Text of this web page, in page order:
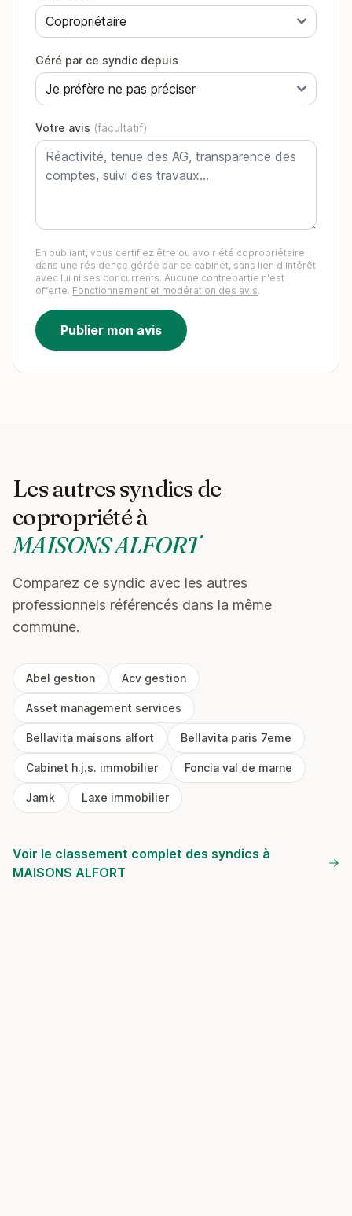
Géré par ce syndic depuis
Votre avis (facultatif)
En publiant, vous certifiez être ou avoir été copropriétaire
dans une résidence gérée par ce cabinet, sans lien d'intérêt
avec lui ni ses concurrents. Aucune contrepartie n'est
offerte. Fonctionnement et modération des avis.
Publier mon avis
Les autres syndics de
copropriété à
MAISONS ALFORT
Comparez ce syndic avec les autres
professionnels référencés dans la même
commune.
Abel gestion Acv gestion
Asset management services
Bellavita maisons alfort Bellavita paris 7eme
Cabinet h.j.s. immobilier Foncia val de marne
Jamk Laxe immobilier
Voir le classement complet des syndics à
MAISONS ALFORT